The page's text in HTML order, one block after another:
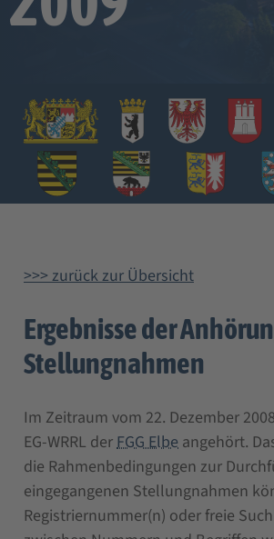
>>> zurück zur Übersicht
Ergebnisse der
Stellungnahmen
Im Zeitraum vom 22. Dezember
EG-WRRL derFGG Elbe angehört.
die Rahmenbedingungen zur
eingegangenen Stellungnahmen
Registriernummer(n) oder freie